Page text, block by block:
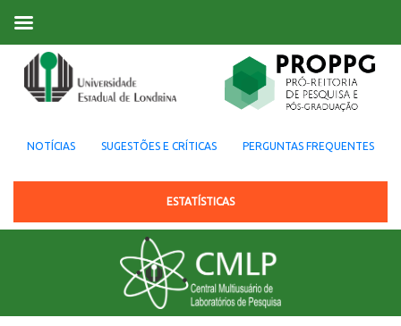
NOTÍCIAS SUGESTÕES E CRÍTICAS PERGUNTAS FREQUENTES
ESTATÍSTICAS